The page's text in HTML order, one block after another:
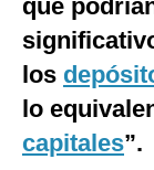
que
los
lo
capitales”.